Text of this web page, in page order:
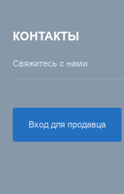
КОНТАКТЫ
Свяжитесь с нами
Вход для продавца